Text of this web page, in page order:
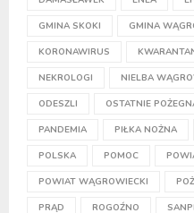
GMINA SKOKI GMINA
KORONAWIRUS
NEKROLOGI NIELBA
ODESZLI OSTATNIE
PANDEMIA PIŁKA NOŻNA
POLSKA POMOC
POWIAT WĄGROWIECKI
PRĄD ROGOŹNO